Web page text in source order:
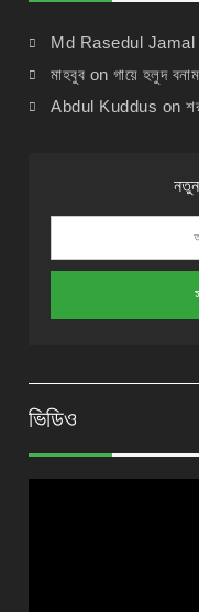
Md Rasedul Jamal
মাহবুব onগায়ে হলুদ
Abdul Kuddus on
ভিডিও